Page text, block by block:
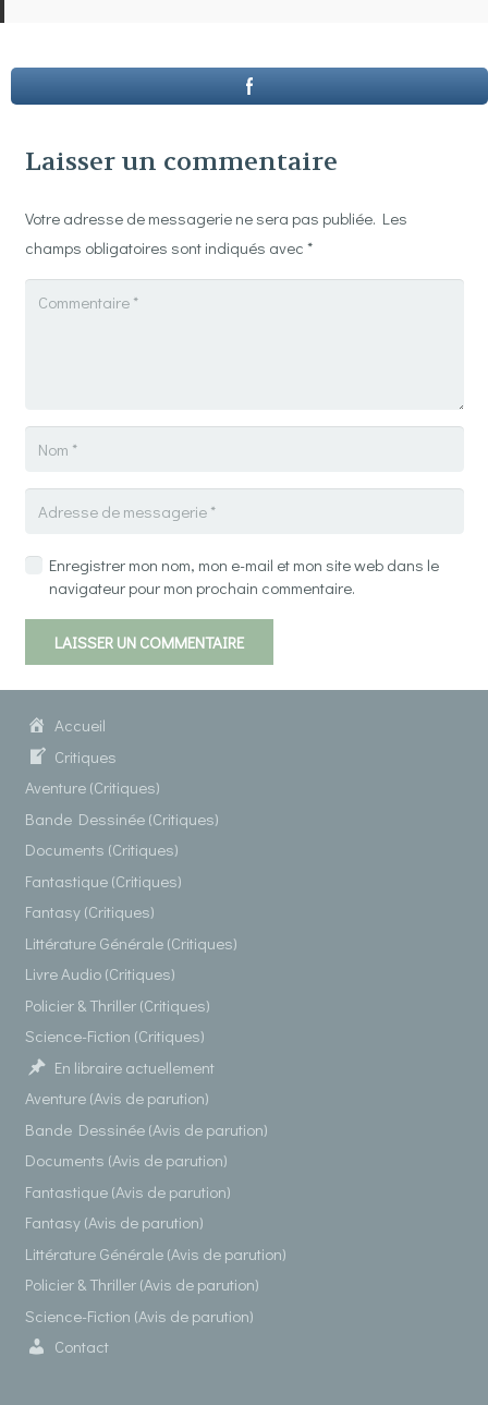
Laisser un commentaire
Votre adresse de messagerie ne sera pas publiée. Les
champs obligatoires sont indiqués avec *
Enregistrer mon nom, mon e-mail et mon site web dans le
navigateur pour mon prochain commentaire.
LAISSER UN COMMENTAIRE
Accueil
Critiques
Aventure (Critiques)
Bande Dessinée (Critiques)
Documents (Critiques)
Fantastique (Critiques)
Fantasy (Critiques)
Littérature Générale (Critiques)
Livre Audio (Critiques)
Policier & Thriller (Critiques)
Science-Fiction (Critiques)
En libraire actuellement
Aventure (Avis de parution)
Bande Dessinée (Avis de parution)
Documents (Avis de parution)
Fantastique (Avis de parution)
Fantasy (Avis de parution)
Littérature Générale (Avis de parution)
Policier & Thriller (Avis de parution)
Science-Fiction (Avis de parution)
Contact